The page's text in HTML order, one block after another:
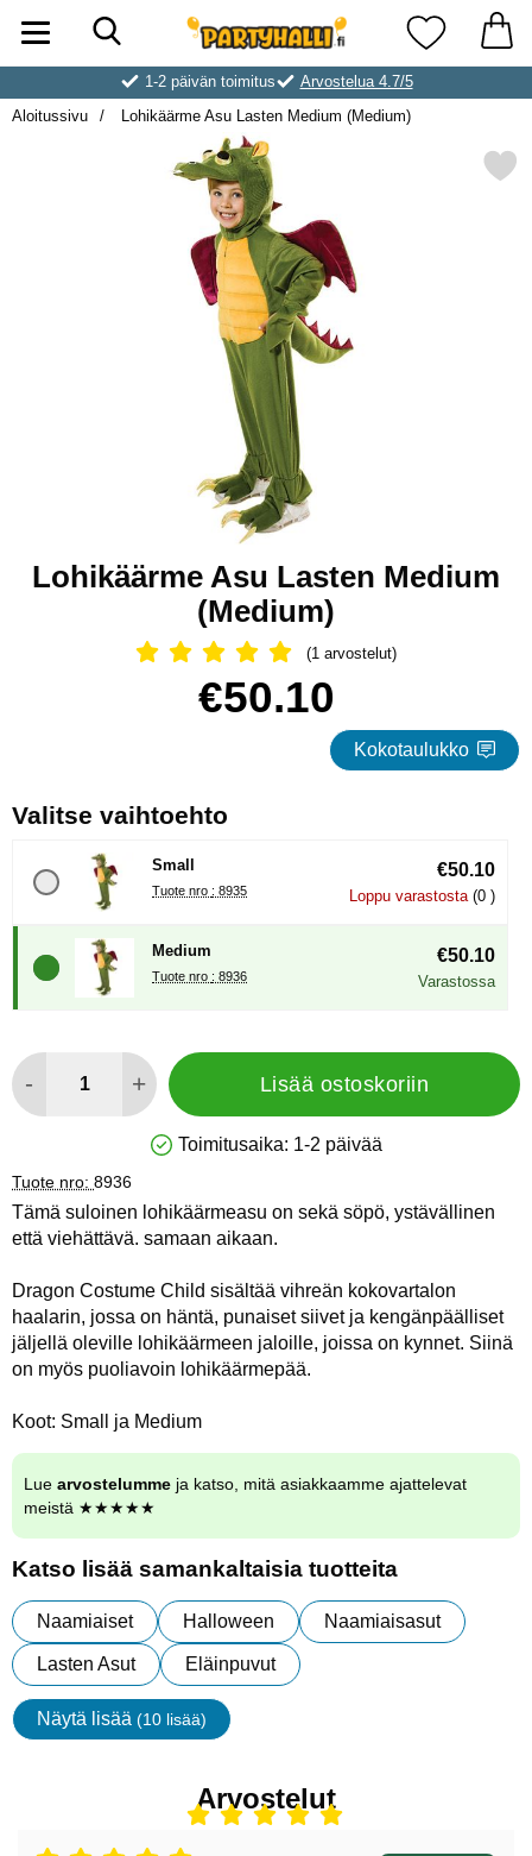
Ostoskori laajennettu Partyhallen AB
Suosikkini
1-2 päivän toimitus
Arvostelua 4.7/5
Aloitussivu
Lohikäärme Asu Lasten Medium (Medium)
Merkitse lohikäärme Asu Lasten
Lohikäärme Asu Lasten Medium
(Medium)
Arvostelu: 5 Tähdet, Ohita kaikki
(1 arvostelut)
hinta
€50.10
Kokotaulukko
Valitse vaihtoehto
Small
Tuote nro : 8935
€50.10
Loppu varastosta (0 )
Medium
Tuote nro : 8936
€50.10
Varastossa
- + Lisää ostoskoriin
Saatavuus: Varastossa
Toimitusaika: 1-2 päivää
Tuote nro: 8936
Tämä suloinen lohikäärmeasu on sekä söpö, ystävällinen
että viehättävä. samaan aikaan.
Dragon Costume Child sisältää vihreän kokovartalon
haalarin, jossa on häntä, punaiset siivet ja kengänpäälliset
jäljellä oleville lohikäärmeen jaloille, joissa on kynnet. Siinä
on myös puoliavoin lohikäärmepää.
Koot: Small ja Medium
Lue arvostelumme ja katso, mitä asiakkaamme ajattelevat
meistä ★★★★★
Katso lisää samankaltaisia tuotteita
Naamiaiset Halloween Naamiaisasut
Lasten Asut Eläinpuvut
Näytä lisää (10 lisää)
ominaisuudet
Arvostelut